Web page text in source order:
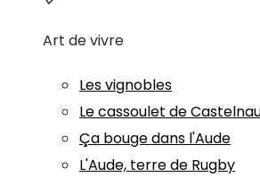
Art de vivre
Les vignobles
Le cassoulet de
Ça bouge dans l'Aude
L'Aude, terre de Rugby